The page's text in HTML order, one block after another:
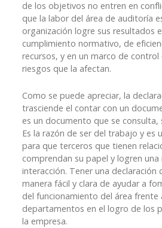
de los objetivos no entren en
que la labor del área de auditoría
organización logre sus resultados
cumplimiento normativo, de
recursos, y en un marco de
riesgos que la afectan.
Como se puede apreciar, la
trasciende el contar con un
es un documento que se consulta,
Es la razón de ser del trabajo y es
para que terceros que tienen
comprendan su papel y logren una
interacción. Tener una declaración
manera fácil y clara de ayudar a
del funcionamiento del área frente
departamentos en el logro de los
la empresa.